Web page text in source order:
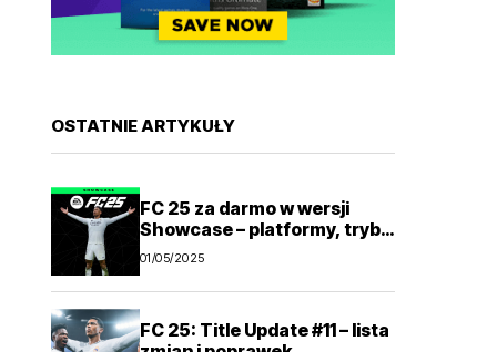
OSTATNIE ARTYKUŁY
FC 25 za darmo w wersji
Showcase – platformy, tryby
gry
01/05/2025
FC 25: Title Update #11 – lista